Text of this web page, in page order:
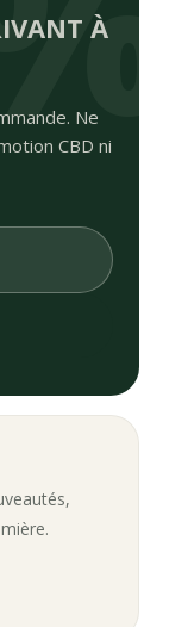
À
Ne
CBD ni